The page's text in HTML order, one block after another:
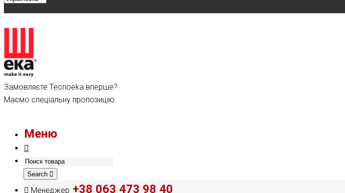
Замовляєте Tecnoeka вперше?
Маємо спеціальну пропозицію
Меню
Search
Менеджер +38 063 473 98 40